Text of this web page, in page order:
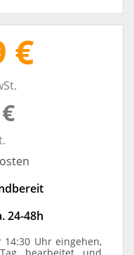
€
24-48h
Uhr eingehen,